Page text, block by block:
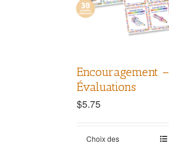
Encouragement –
Évaluations
$5.75
Choix des